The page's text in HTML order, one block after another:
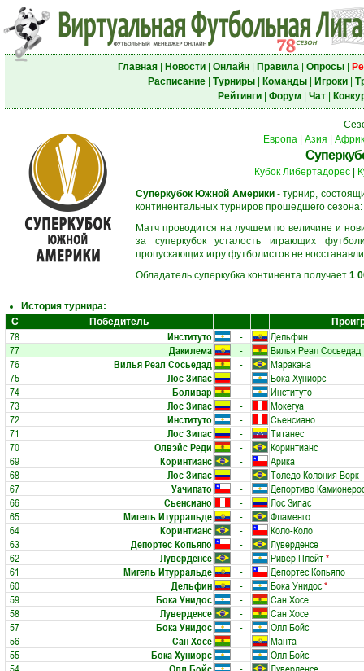
Главная| Новости| Онлайн| Правила| Опросы|
Расписание| Турниры| Команды| Игроки|
Рейтинги| Форум Чат|
Европа| Азия
Кубок Либертадорес
Суперкубок Южной Америки- турнир,
континентальных турниров прошедшего сезона:
Матч проводится на лучшем по величине и
за суперкубок усталость играющих
пропускающих игру футболистов не
Обладатель суперкубка континента получает 1
История турнира:
С
Победитель
78 Институто -
Дельфин
77
Дакилема -
Вилья Реал Сосьедад
76
Вилья Реал Сосьедад -
Маракана
75
Лос Зипас -
Бока Хуниорс
74
Боливар -
Институто
73
Лос Зипас -
Мокегуа
72
Институто -
Сьенсиано
71
Лос Зипас -
Титанес
70
Олвэйс Реди -
Коринтианс
69
Коринтианс -
Арика
68
Лос Зипас -
Толедо Колония Ворк
67
Уачипато -
Депортиво
66
Сьенсиано -
Лос Зипас
65
Мигель Итурральде -
Фламенго
64
Коринтианс -
Коло-Коло
63
Депортес Копьяпо -
Луверденсе
62
Луверденсе - Ривер Плейт*
61
Мигель Итурральде -
Депортес Копьяпо
60
Дельфин - Бока Унидос*
59
Бока Унидос -
Сан Хосе
58
Луверденсе -
Сан Хосе
57
Бока Унидос -
Олл Бойс
56
Сан Хосе -
Манта
55
Бока Хуниорс -
Олл Бойс